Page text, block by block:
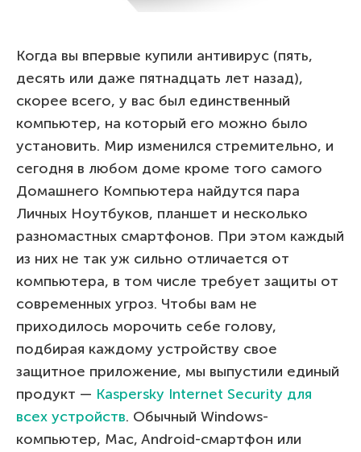
Когда вы впервые купили антивирус (пять,
десять или даже пятнадцать лет назад),
скорее всего, у вас был единственный
компьютер, на который его можно было
установить. Мир изменился стремительно, и
сегодня в любом доме кроме того самого
Домашнего Компьютера найдутся пара
Личных Ноутбуков, планшет и несколько
разномастных смартфонов. При этом каждый
из них не так уж сильно отличается от
компьютера, в том числе требует защиты от
современных угроз. Чтобы вам не
приходилось морочить себе голову,
подбирая каждому устройству свое
защитное приложение, мы выпустили единый
продукт — Kaspersky Internet Security для
всех устройств. Обычный Windows-
компьютер, Mac, Android-смартфон или